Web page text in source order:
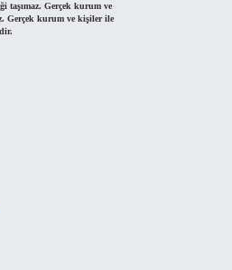
taşımaz. Gerçek kurum ve
Gerçek kurum ve kişiler ile